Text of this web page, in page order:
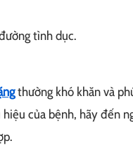
tình dục.
thường khó khăn và
của bệnh, hãy đến